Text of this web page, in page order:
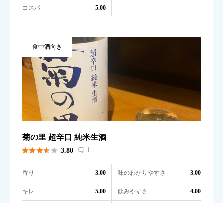
コスパ 5.00
食中酒向き
菊の里 超辛口 純米生酒
 3.80  1
香り 3.00 味のわかりやすさ 3.00
キレ 5.00 飲みやすさ 4.00